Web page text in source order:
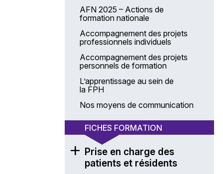
AFN 2025 – Actions de
formation nationale
Accompagnement des projets
professionnels individuels
Accompagnement des projets
personnels de formation
L’apprentissage au sein de
la FPH
Nos moyens de communication
FICHES FORMATION
Prise en charge des
patients et résidents